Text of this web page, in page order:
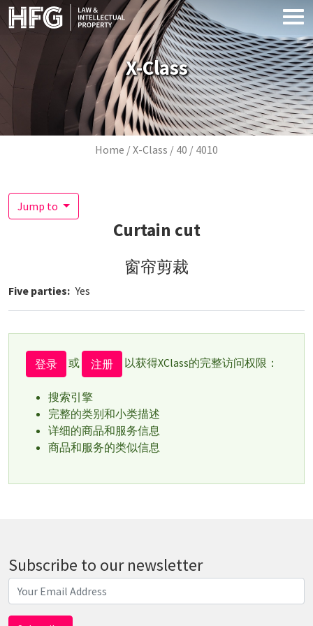
Skip to main content
X-Class
Breadcrumb
Home X-Class 40 4010
Jump to
Curtain cut
窗帘剪裁
Five parties Yes
登录 或 注册 以获得XClass的完整访问权限：
搜索引擎
完整的类别和小类描述
详细的商品和服务信息
商品和服务的类似信息
Subscribe to our newsletter